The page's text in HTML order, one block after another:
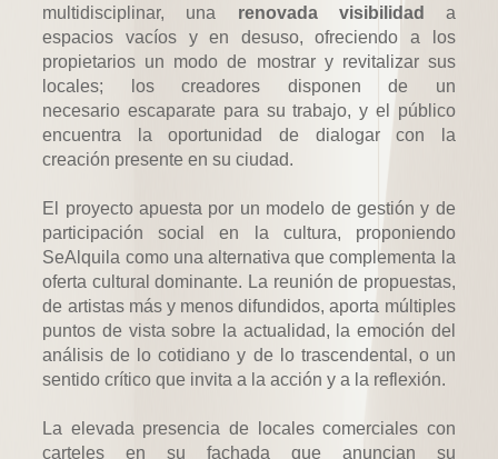
multidisciplinar, una renovada visibilidad a
espacios vacíos y en desuso, ofreciendo a los
propietarios un modo de mostrar y revitalizar sus
locales; los creadores disponen de un
necesarioescaparate para su trabajo, y el público
encuentra la oportunidad de dialogar con la
creación presente en su ciudad.
El proyecto apuesta por un modelo de gestión y de
participación social en la cultura, proponiendo
SeAlquila como una alternativa que complementa la
oferta cultural dominante. La reunión de propuestas,
de artistas más y menos difundidos, aporta múltiples
puntos de vista sobre la actualidad, la emoción del
análisis de lo cotidiano y de lo trascendental, o un
sentido crítico que invita a la acción y a la reflexión.
La elevada presencia de locales comerciales con
carteles en su fachada que anuncian su